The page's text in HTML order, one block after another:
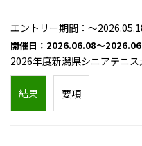
エントリー期間：～
開催日：2026.06.08～
2026年度新潟県シニアテニ
結果 要項